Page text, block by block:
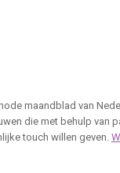
maandblad van
die met behulp van
touch willen geven.